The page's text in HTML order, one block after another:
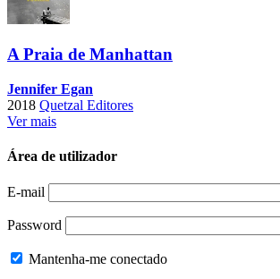
A Praia de Manhattan
Jennifer Egan
2018 Quetzal Editores
Ver mais
Área de utilizador
E-mail
Password
Mantenha-me conectado